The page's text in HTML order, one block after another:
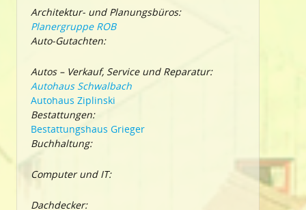
Architektur- und Planungsbüros:
Planergruppe ROB
Auto-Gutachten:
Autos – Verkauf, Service und Reparatur:
Autohaus Schwalbach
Autohaus Ziplinski
Bestattungen:
Bestattungshaus Grieger
Buchhaltung:
Computer und IT:
Dachdecker: